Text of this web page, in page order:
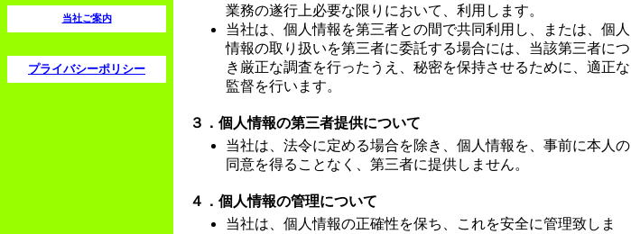
当社ご案内
プライバシーポリシー
業務の遂行上必要な限りにおいて、利用します。
当社は、個人情報を第三者との間で共同利用し、または、個人
情報の取り扱いを第三者に委託する場合には、当該第三者につ
き厳正な調査を行ったうえ、秘密を保持させるために、適正な
監督を行います。
３．個人情報の第三者提供について
当社は、法令に定める場合を除き、個人情報を、事前に本人の
同意を得ることなく、第三者に提供しません。
４．個人情報の管理について
当社は、個人情報の正確性を保ち、これを安全に管理致しま